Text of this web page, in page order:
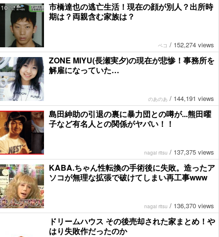
市橋達也の逃亡生活！現在の顔が別人？出所時
期は？両親含む家族は？
ペコ / 152,274 views
ZONE MIYU(長瀬実夕)の現在が悲惨！事務所を
解雇になっていた…
のあのあ / 144,191 views
島田紳助の引退の裏に暴力団との噂が...熊田曜
子など有名人との関係がヤバい！！
nagai ritsu / 137,375 views
KABA.ちゃん性転換の手術後に失敗。造ったア
ソコが無理な拡張で破けてしまい再工事www
nagai ritsu / 136,370 views
ドリームハウス その後売却された家まとめ！や
はり失敗作だったのか